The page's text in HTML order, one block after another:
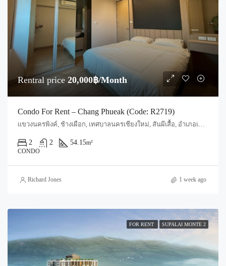
Rentral price 20,000฿/Month
Condo For Rent – Chang Phueak (Code: R2719)
แขวงนครพิงค์, ช้างเผือก, เทศบาลนครเชียงใหม่, สันผีเสื้อ, อำเภอเมืองเชียงใหม่, จังหวัดเชียงใหม่, 50300, ประเทศไทย, Chiang Mai, Mueang Chiang Mai, Chang Phueak
2 2 54.15m²
CONDO
Richard Jones 1 week ago
FOR RENT SUPALAI MONTE 2